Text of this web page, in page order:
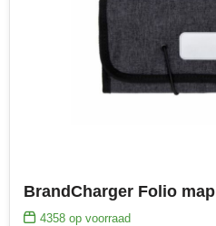
BrandCharger Folio map
4358op voorraad